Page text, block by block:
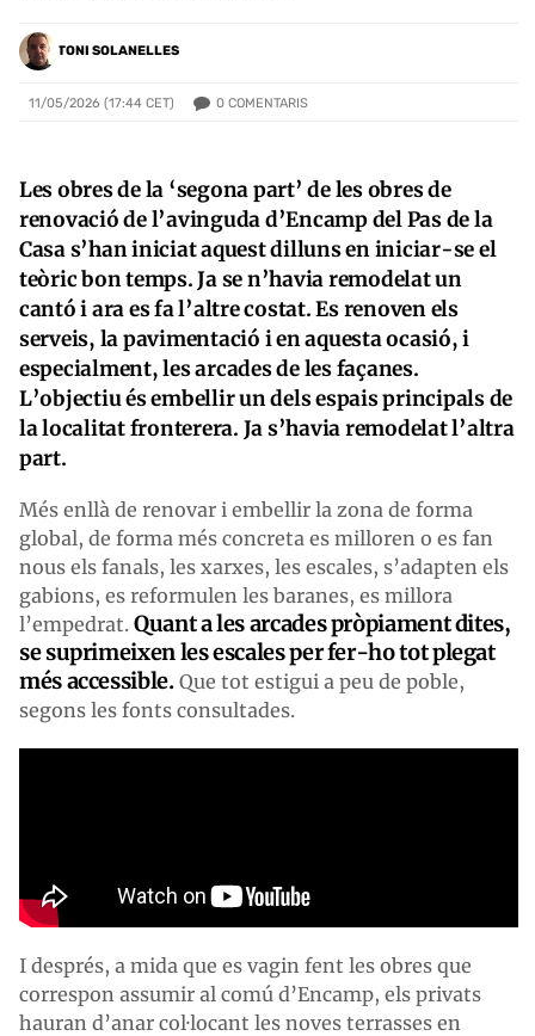
TONI SOLANELLES
11/05/2026 (17:44 CET) 0 COMENTARIS
Les obres de la ‘segona part’ de les obres de
renovació de l’avinguda d’Encamp del Pas de la
Casa s’han iniciat aquest dilluns en iniciar-se el
teòric bon temps. Ja se n’havia remodelat un
cantó i ara es fa l’altre costat. Es renoven els
serveis, la pavimentació i en aquesta ocasió, i
especialment, les arcades de les façanes.
L’objectiu és embellir un dels espais principals de
la localitat fronterera. Ja s’havia remodelat l’altra
part.
Més enllà de renovar i embellir la zona de forma
global, de forma més concreta es milloren o es fan
nous els fanals, les xarxes, les escales, s’adapten els
gabions, es reformulen les baranes, es millora
l’empedrat. Quant a les arcades pròpiament dites,
se suprimeixen les escales per fer-ho tot plegat
més accessible.Que tot estigui a peu de poble,
segons les fonts consultades.
I després, a mida que es vagin fent les obres que
correspon assumir al comú d’Encamp, els privats
hauran d’anar col·locant les noves terrasses en